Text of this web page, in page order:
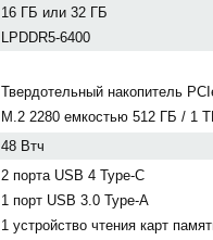
16 ГБ или 32 ГБ
LPDDR5-6400
Твердотельный накопитель
M.2 2280 емкостью 512 ГБ / 1
48 Втч
2 порта USB 4 Type-C
1 порт USB 3.0 Type-A
1 устройство чтения карт